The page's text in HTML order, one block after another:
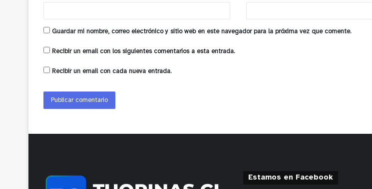
*
Guardar mi nombre, correo electrónico y sitio web en este navegador para la próxima vez que comente.
Recibir un email con los siguientes comentarios a esta entrada.
Recibir un email con cada nueva entrada.
Estamos en Facebook